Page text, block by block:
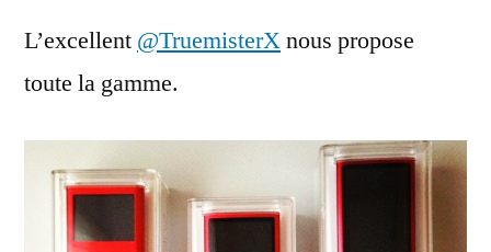
L’excellent @TruemisterXnous propose
toute la gamme.